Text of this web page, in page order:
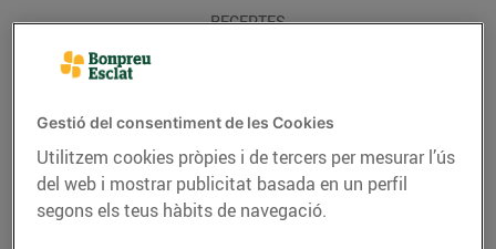
RECEPTES
Gestió del consentiment de les Cookies
Utilitzem cookies pròpies i de tercers per mesurar l’ús
del web i mostrar publicitat basada en un perfil
segons els teus hàbits de navegació.